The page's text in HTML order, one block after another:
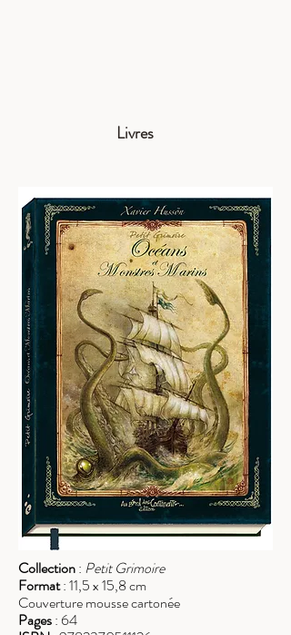
Livres
Collection: Petit Grimoire
Format: 11,5 x 15,8 cm
Couverture mousse cartonée
Pages: 64